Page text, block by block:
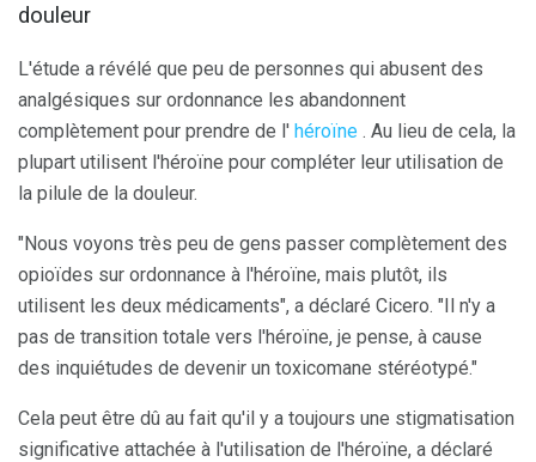
douleur
L'étude a révélé que peu de personnes qui abusent des
analgésiques sur ordonnance les abandonnent
complètement pour prendre de l' héroïne . Au lieu de cela, la
plupart utilisent l'héroïne pour compléter leur utilisation de
la pilule de la douleur.
"Nous voyons très peu de gens passer complètement des
opioïdes sur ordonnance à l'héroïne, mais plutôt, ils
utilisent les deux médicaments", a déclaré Cicero. "Il n'y a
pas de transition totale vers l'héroïne, je pense, à cause
des inquiétudes de devenir un toxicomane stéréotypé."
Cela peut être dû au fait qu'il y a toujours une stigmatisation
significative attachée à l'utilisation de l'héroïne, a déclaré